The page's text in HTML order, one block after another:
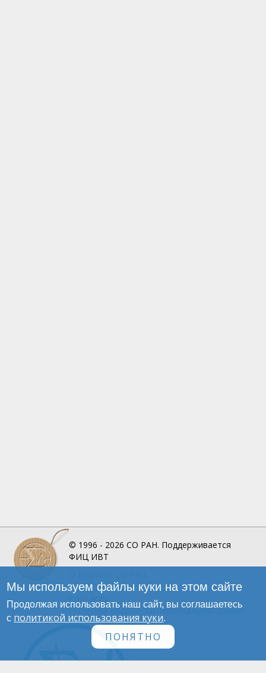
© 1996 - 2026 СО РАН. Поддерживается
ФИЦ ИВТ
Инфографика
Политика обработки персональных данных
Мы используем файлы куки на этом сайте
Продолжая использовать наш сайт, вы соглашаетесь
с политикой использования куки.
ПОНЯТНО